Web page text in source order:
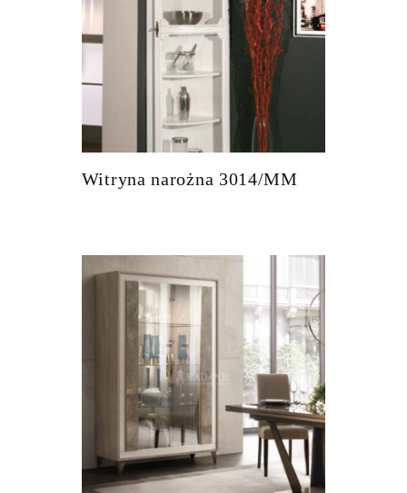
Witryna narożna 3014/MM